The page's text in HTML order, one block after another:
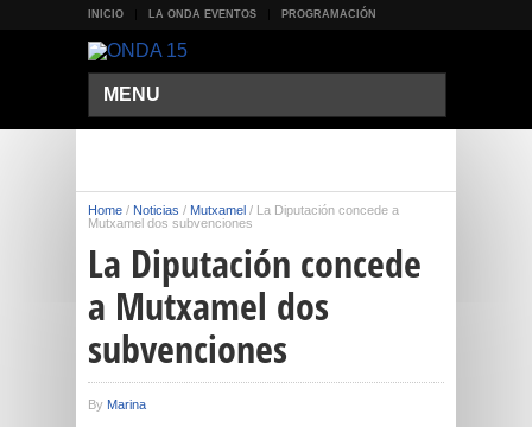
INICIO LA ONDA EVENTOS PROGRAMACIÓN
MENU
Home / Noticias / Mutxamel / La Diputación concede a
Mutxamel dos subvenciones
La Diputación concede
a Mutxamel dos
subvenciones
By Marina